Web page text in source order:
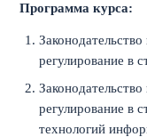
Программа курса:
регулирование в
регулирование в
технологий